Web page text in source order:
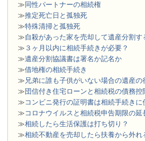
≫同性パートナーの相続権
≫推定死亡日と孤独死
≫特殊清掃と孤独死
≫自殺があった家を売却して遺産分割す
≫ ３ヶ月以内に相続手続きが必要？
≫遺産分割協議書は署名か記名か
≫借地権の相続手続き
≫ 兄弟に誰も子供がいない場合の遺産の
≫団信付き住宅ローンと相続税の債務控
≫コンビニ発行の証明書は相続手続きに
≫コロナウイルスと相続税申告期限の延
≫相続したら生活保護は打ち切り？
≫相続不動産を売却したら扶養から外れ